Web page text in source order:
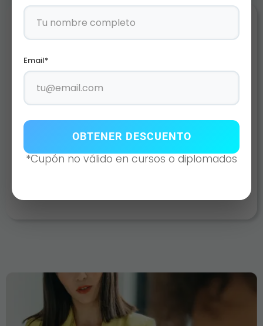
TRI-P
Email*
OBTENER DESCUENTO
*Cupón no válido en cursos o diplomados